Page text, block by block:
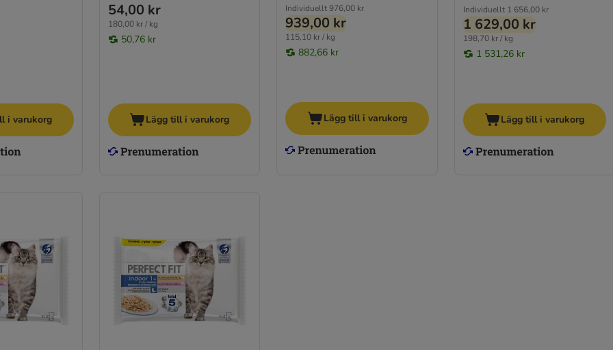
i varukorg
54,00 kr
180,00 kr / kg
50,76 kr
Lägg till i varukorg
Individuellt976,00 kr
939,00 kr
115,10 kr / kg
882,66 kr
Lägg till i varukorg
Individuellt 1 656,00 kr
1 629,00 kr
198,70 kr / kg
1 531,26 kr
Lägg till i varukorg